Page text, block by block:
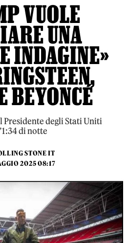
VUOLE
UNA
INDAGINE»
BEYONCÉ
Presidente degli Stati Uniti
di notte
STONE IT
2025 08:17